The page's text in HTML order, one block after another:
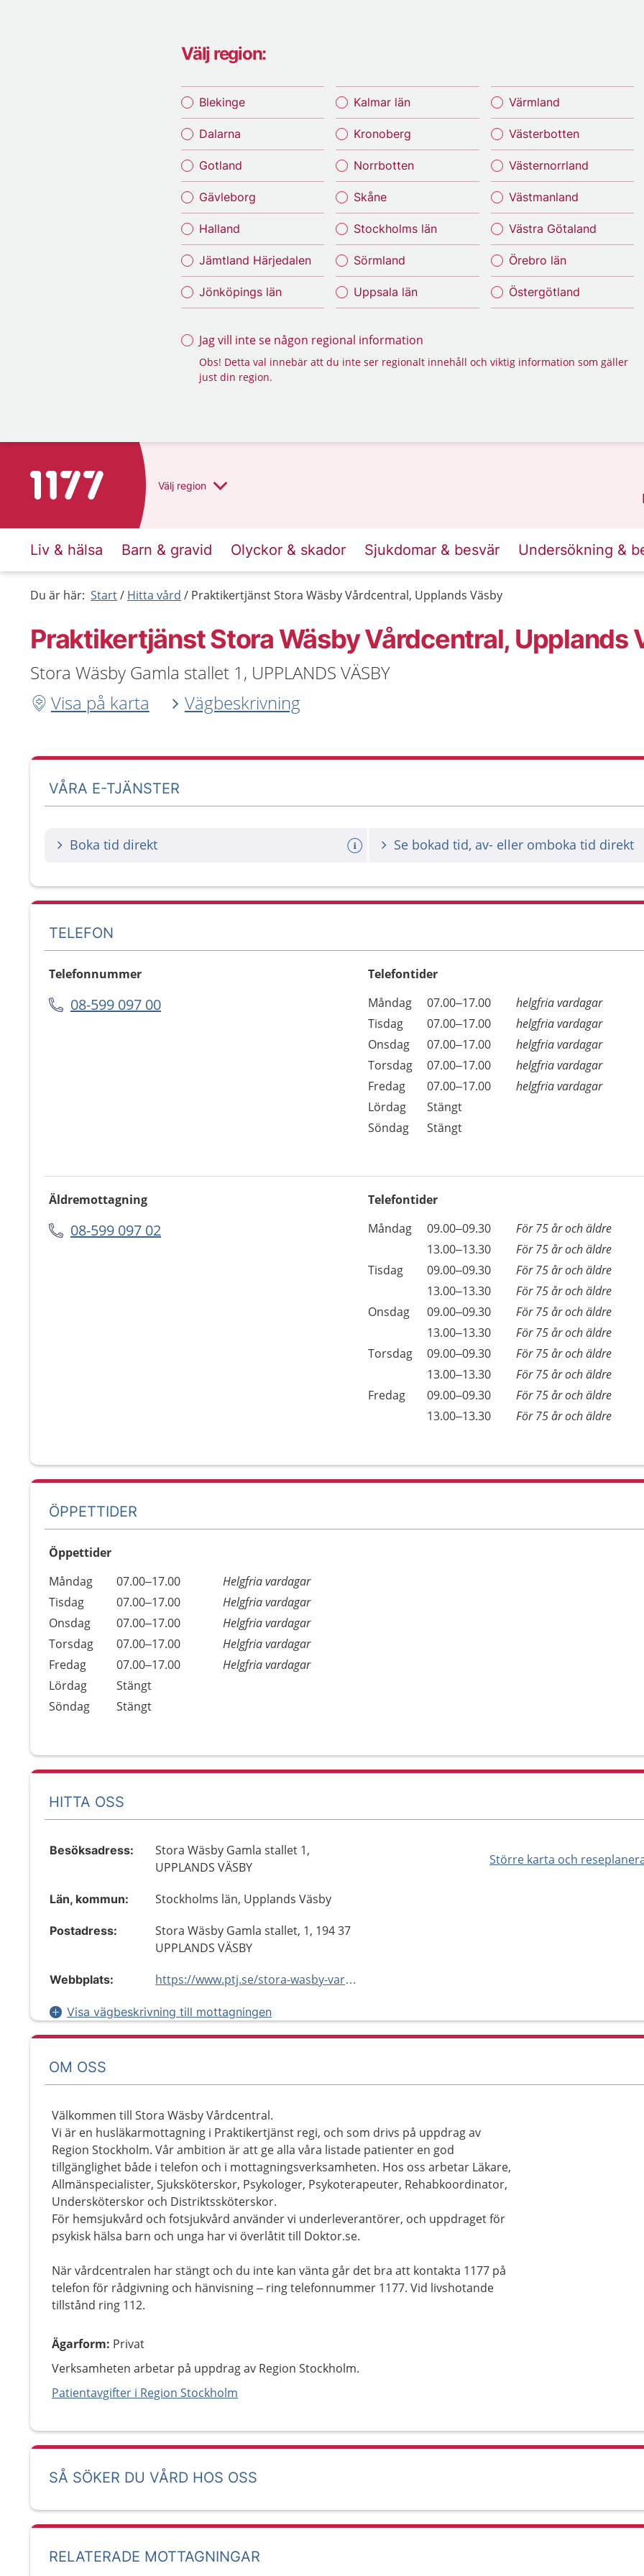
Välj region:
Blekinge
Dalarna
Gotland
Gävleborg
Halland
Jämtland Härjedalen
Jönköpings län
Kalmar län
Kronoberg
Norrbotten
Skåne
Stockholms län
Sörmland
Uppsala län
Värmland
Västerbotten
Västernorrland
Västmanland
Västra Götaland
Örebro län
Östergötland
Jag vill inte se någon regional information
Obs! Detta val innebär att du inte ser regionalt innehåll och viktig information som gäller
just din region.
Till startsidan för 1177 Välj region
Liv & hälsa Barn & gravid Olyckor & skador Sjukdomar & besvär Undersökning &
Du är här: Start Hitta vård Praktikertjänst Stora Wäsby Vårdcentral, Upplands Väsby
Praktikertjänst Stora Wäsby Vårdcentral, Upplands
Stora Wäsby Gamla stallet 1, UPPLANDS VÄSBY
Visa på karta
Vägbeskrivning
VÅRA E-TJÄNSTER
Boka tid direkt Se bokad tid, av- eller omboka tid direkt
TELEFON
Telefonnummer
08-599 097 00
Telefontider
Dag
Öppettider
Kommentarer
Måndag 07.00–17.00
helgfria vardagar
Tisdag
07.00–17.00
helgfria vardagar
Onsdag
07.00–17.00
helgfria vardagar
Torsdag
07.00–17.00
helgfria vardagar
Fredag
07.00–17.00
helgfria vardagar
Lördag
Stängt
Söndag
Stängt
Äldremottagning
08-599 097 02
Telefontider
Dag
Öppettider
Kommentarer
Måndag 09.00–09.30
För 75 år och äldre
13.00–13.30
För 75 år och äldre
Tisdag
09.00–09.30
För 75 år och äldre
13.00–13.30
För 75 år och äldre
Onsdag
09.00–09.30
För 75 år och äldre
13.00–13.30
För 75 år och äldre
Torsdag
09.00–09.30
För 75 år och äldre
13.00–13.30
För 75 år och äldre
Fredag
09.00–09.30
För 75 år och äldre
13.00–13.30 För 75 år och äldre
ÖPPETTIDER
Öppettider
Dag
Öppettider
Kommentarer
Måndag 07.00–17.00
Helgfria vardagar
Tisdag
07.00–17.00
Helgfria vardagar
Onsdag
07.00–17.00
Helgfria vardagar
Torsdag
07.00–17.00
Helgfria vardagar
Fredag
07.00–17.00
Helgfria vardagar
Lördag
Stängt
Söndag
Stängt
HITTA OSS
Större karta och
Besöksadress:
Stora Wäsby Gamla stallet 1,
UPPLANDS VÄSBY
Län, kommun: Stockholms län, Upplands Väsby
Postadress:
Stora Wäsby Gamla stallet, 1, 194 37
UPPLANDS VÄSBY
Webbplats: https://www.ptj.se/stora-wasby-vardcentral/
Visa vägbeskrivning till mottagningen
OM OSS
Välkommen till Stora Wäsby Vårdcentral.
Vi är en husläkarmottagning i Praktikertjänst regi, och som drivs på uppdrag av
Region Stockholm. Vår ambition är att ge alla våra listade patienter en god
tillgänglighet både i telefon och i mottagningsverksamheten. Hos oss arbetar Läkare,
Allmänspecialister, Sjuksköterskor, Psykologer, Psykoterapeuter, Rehabkoordinator,
Undersköterskor och Distriktssköterskor.
För hemsjukvård och fotsjukvård använder vi underleverantörer, och uppdraget för
psykisk hälsa barn och unga har vi överlåtit till Doktor.se.
När vårdcentralen har stängt och du inte kan vänta går det bra att kontakta 1177 på
telefon för rådgivning och hänvisning – ring telefonnummer 1177. Vid livshotande
tillstånd ring 112.
Ägarform: Privat
Verksamheten arbetar på uppdrag av Region Stockholm.
Patientavgifter i Region Stockholm
SÅ SÖKER DU VÅRD HOS OSS
RELATERADE MOTTAGNINGAR